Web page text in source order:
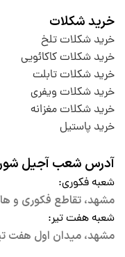
خرید شکلات
خرید شکلات تلخ
خرید شکلات کاکائویی
خرید شکلات تابلت
خرید شکلات ویفری
خرید شکلات مغزانه
خرید پاستیل
آدرس شعب آجیل
شعبه فکوری:
مشهد، تقاطع فکوری و
شعبه هفت تیر:
مشهد، میدان اول هفت